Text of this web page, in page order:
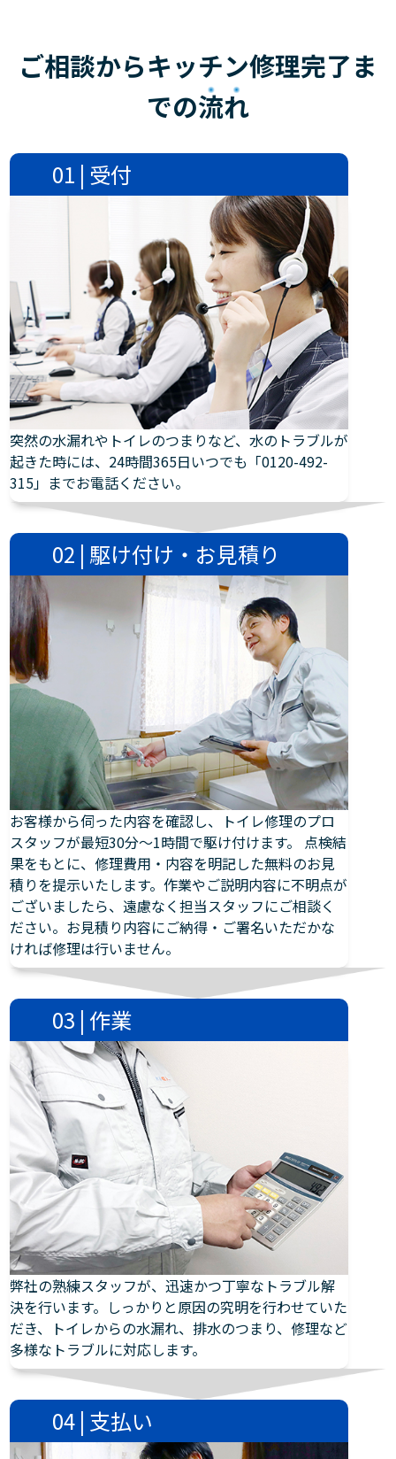
ご相談からキッチン修理完了ま
での流れ
01 | 受付
突然の水漏れやトイレのつまりなど、水のトラブルが
起きた時には、24時間365日いつでも「0120-492-
315」までお電話ください。
02 | 駆け付け・お見積り
お客様から伺った内容を確認し、トイレ修理のプロ
スタッフが最短30分～1時間で駆け付けます。 点検結
果をもとに、修理費用・内容を明記した無料のお見
積りを提示いたします。作業やご説明内容に不明点が
ございましたら、遠慮なく担当スタッフにご相談く
ださい。お見積り内容にご納得・ご署名いただかな
ければ修理は行いません。
03 | 作業
弊社の熟練スタッフが、迅速かつ丁寧なトラブル解
決を行います。しっかりと原因の究明を行わせていた
だき、トイレからの水漏れ、排水のつまり、修理など
多様なトラブルに対応します。
04 | 支払い